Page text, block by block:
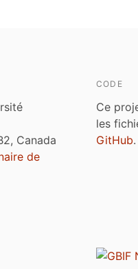
Canada
de
CODE
Ce
les
GitHub.